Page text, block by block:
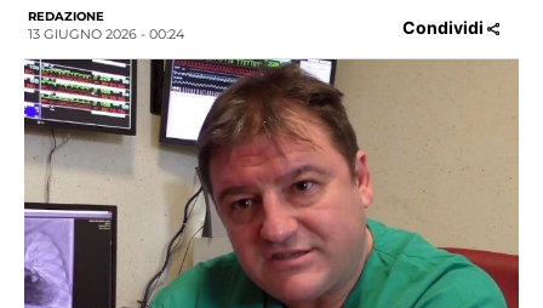
REDAZIONE
13 GIUGNO 2026 - 00:24 Condividi